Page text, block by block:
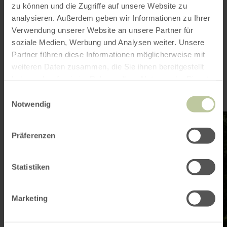
zu können und die Zugriffe auf unsere Website zu
analysieren. Außerdem geben wir Informationen zu Ihrer
Verwendung unserer Website an unsere Partner für
soziale Medien, Werbung und Analysen weiter. Unsere
Partner führen diese Informationen möglicherweise mit
weiteren Daten zusammen, die Sie ihnen bereitgestellt
Notwendig
Präferenzen
Statistiken
Marketing
Are you interested
in
about:
Hiking